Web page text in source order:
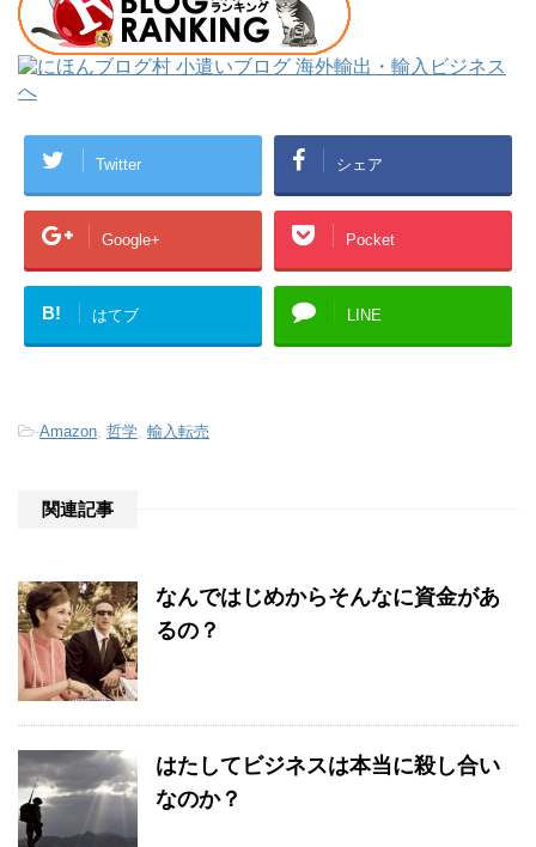
Twitter シェア
Google+ Pocket
B! はてブ LINE
-Amazon 哲学 輸入転売
関連記事
なんではじめからそんなに資金があ
るの？
はたしてビジネスは本当に殺し合い
なのか？